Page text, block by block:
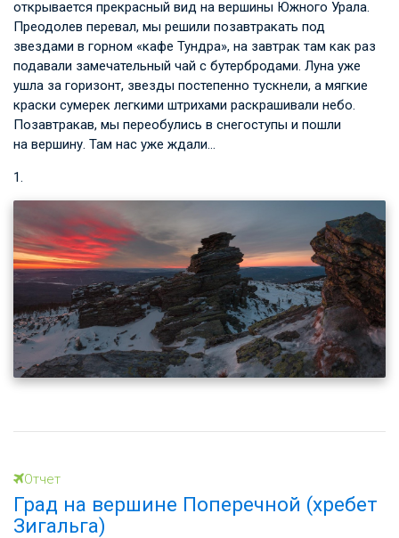
открывается прекрасный вид на вершины Южного Урала.
Преодолев перевал, мы решили позавтракать под
звездами в горном «кафе Тундра», на завтрак там как раз
подавали замечательный чай с бутербродами. Луна уже
ушла за горизонт, звезды постепенно тускнели, а мягкие
краски сумерек легкими штрихами раскрашивали небо.
Позавтракав, мы переобулись в снегоступы и пошли
на вершину. Там нас уже ждали…
1.
Отчет
Град на вершине Поперечной (хребет
Зигальга)